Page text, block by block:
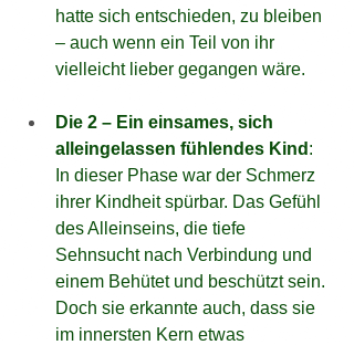
hatte sich entschieden, zu bleiben
– auch wenn ein Teil von ihr
vielleicht lieber gegangen wäre.
Die 2 – Ein einsames, sich
alleingelassen fühlendes Kind :
In dieser Phase war der Schmerz
ihrer Kindheit spürbar. Das Gefühl
des Alleinseins, die tiefe
Sehnsucht nach Verbindung und
einem Behütet und beschützt sein.
Doch sie erkannte auch, dass sie
im innersten Kern etwas